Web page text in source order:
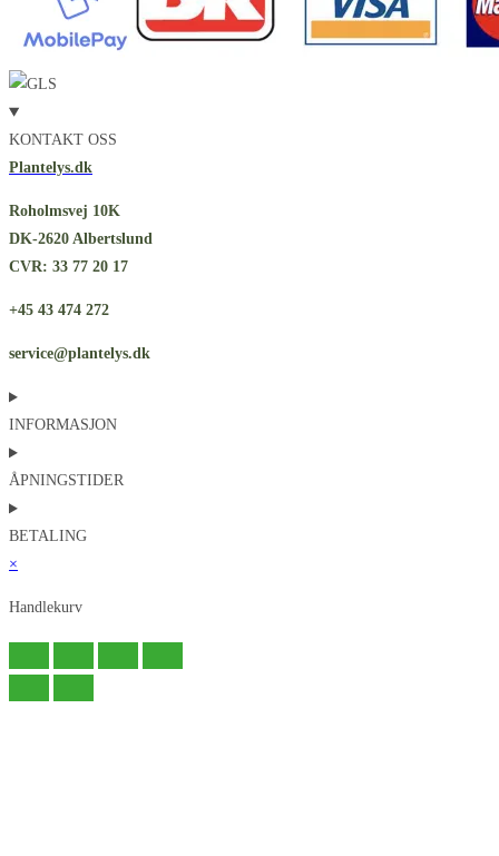
KONTAKT OSS
Plantelys.dk
Roholmsvej 10K
DK-2620 Albertslund
CVR: 33 77 20 17
+45 43 474 272
service@plantelys.dk
INFORMASJON
ÅPNINGSTIDER
BETALING
×
Handlekurv